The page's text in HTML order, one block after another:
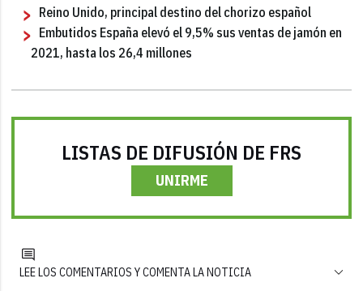
Reino Unido, principal destino del chorizo español
Embutidos España elevó el 9,5% sus ventas de jamón en
2021, hasta los 26,4 millones
LISTAS DE DIFUSIÓN DE FRS
UNIRME
LEE LOS COMENTARIOS Y COMENTA LA NOTICIA